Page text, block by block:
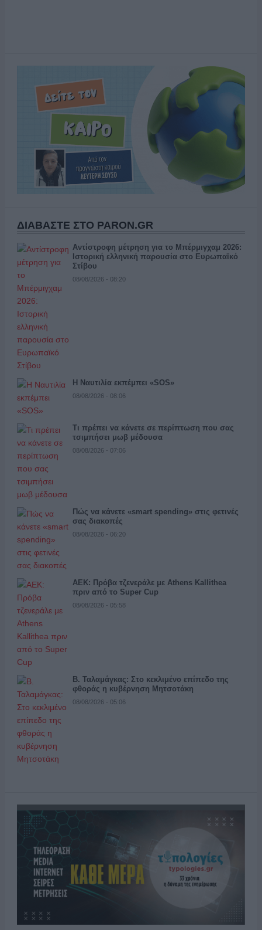
ΔΙΑΒΑΣΤΕ ΣΤΟ PARON.GR
Αντίστροφη μέτρηση για το Μπέρμιγχαμ 2026:
Ιστορική ελληνική παρουσία στο Ευρωπαϊκό
Στίβου
08/08/2026 - 08:20
Η Ναυτιλία εκπέμπει «SOS»
08/08/2026 - 08:06
Τι πρέπει να κάνετε σε περίπτωση που σας
τσιμπήσει μωβ μέδουσα
08/08/2026 - 07:06
Πώς να κάνετε «smart spending» στις φετινές
σας διακοπές
08/08/2026 - 06:20
ΑΕΚ: Πρόβα τζενεράλε με Athens Kallithea
πριν από το Super Cup
08/08/2026 - 05:58
Β. Ταλαμάγκας: Στο κεκλιμένο επίπεδο της
φθοράς η κυβέρνηση Μητσοτάκη
08/08/2026 - 05:06